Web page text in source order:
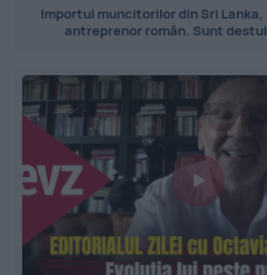
Importul muncitorilor din Sri
antreprenor român. Sunt